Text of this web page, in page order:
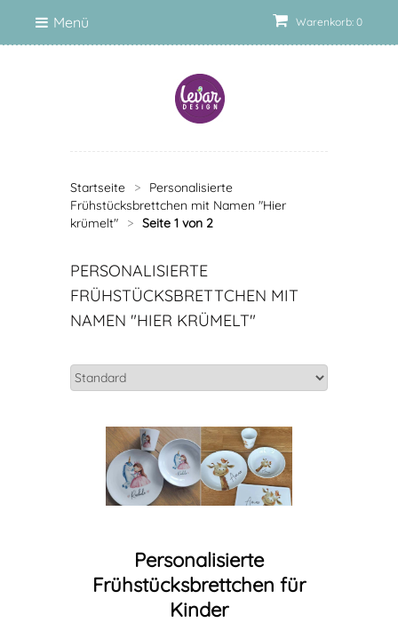
Warenkorb: 0
Menü
Startseite >
Personalisierte
Frühstücksbrettchen mit Namen "Hier
krümelt"
> Seite 1 von 2
PERSONALISIERTE
FRÜHSTÜCKSBRETTCHEN MIT
NAMEN "HIER KRÜMELT"
Personalisierte
Frühstücksbrettchen für
Kinder